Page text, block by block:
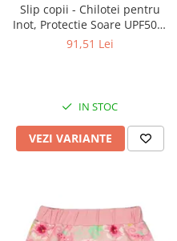
Slip copii - Chilotei pentru
Inot, Protectie Soare UPF50+,
Sea Horse, Diverse marimi
91,51 Lei
IN STOC
VEZI VARIANTE